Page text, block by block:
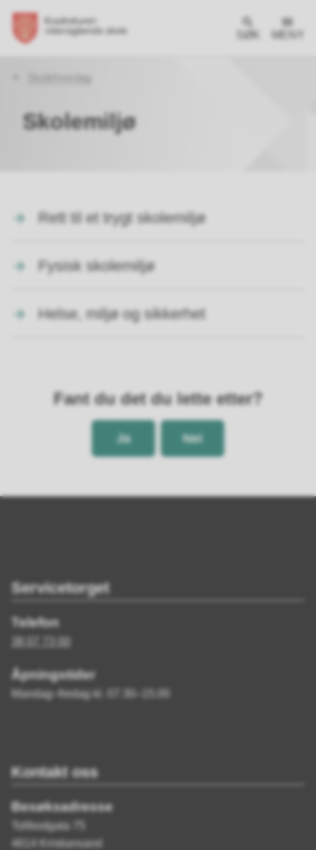
SØK MENY
Skolehverdag
Skolemiljø
Rett til et trygt skolemiljø
Fysisk skolemiljø
Helse, miljø og sikkerhet
Fant du det du lette etter?
Ja Nei
Servicetorget
Telefon
Åpningstider
Mandag–fredag kl. 07.30–15.00
Kontakt oss
Besøksadresse
Tollbodgata 75
4614 Kristiansand